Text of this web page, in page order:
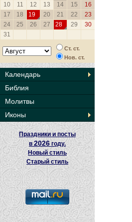
10
11 12 13 14 15
16
17
18 19 20 21 22
23
24
25 26 27 28 29
30
31
Ст. ст.
Нов. ст.
Календарь
Библия
Молитвы
Иконы
Праздники и посты
в2026 году.
Новый стиль
Старый стиль